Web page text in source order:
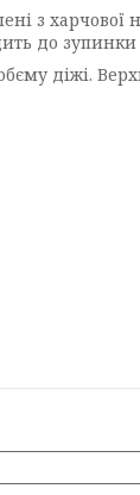
з харчової
до зупинки
діжі.